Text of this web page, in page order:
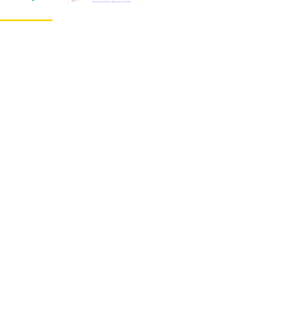
desde 549,00 € hasta 649,00 €
desde 549,00 € hasta 649,00 €